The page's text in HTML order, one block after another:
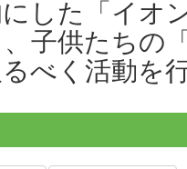
した「イオ
子供たちの
べく活動を